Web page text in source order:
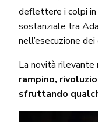
deflettere i colpi in
sostanziale tra
nell’esecuzione
La novità rilevante
rampino,
sfruttando